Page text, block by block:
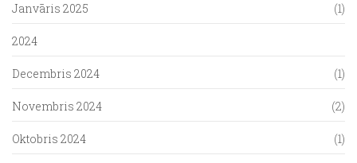
Janvāris 2025 (1)
2024
Decembris 2024 (1)
Novembris 2024 (2)
Oktobris 2024 (1)